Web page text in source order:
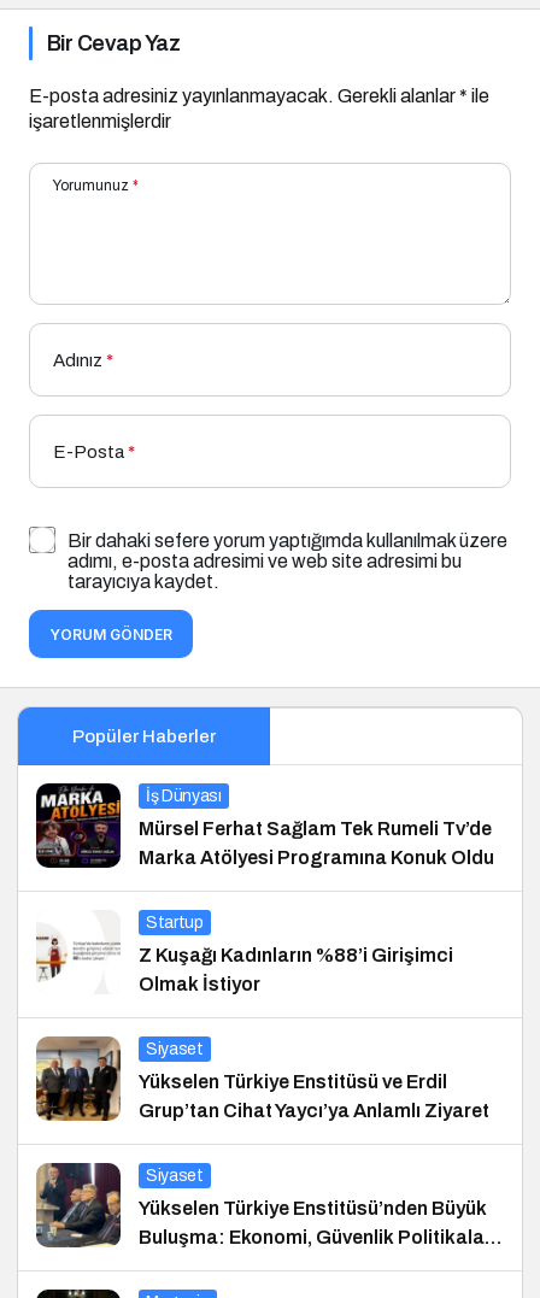
Bir Cevap Yaz
E-posta adresiniz yayınlanmayacak. Gerekli alanlar* ile
işaretlenmişlerdir
Yorumunuz *
Adınız *
E-Posta*
Bir dahaki sefere yorum yaptığımda kullanılmak üzere
adımı, e-posta adresimi ve web site adresimi bu
tarayıcıya kaydet.
YORUM GÖNDER
Popüler Haberler
İş Dünyası
Mürsel Ferhat Sağlam Tek Rumeli Tv’de
Marka Atölyesi Programına Konuk Oldu
Startup
Z Kuşağı Kadınların %88’i Girişimci
Olmak İstiyor
Siyaset
Yükselen Türkiye Enstitüsü ve Erdil
Grup’tan Cihat Yaycı’ya Anlamlı Ziyaret
Siyaset
Yükselen Türkiye Enstitüsü’nden Büyük
Buluşma: Ekonomi, Güvenlik Politikaları
ve Hukuk Konferansı